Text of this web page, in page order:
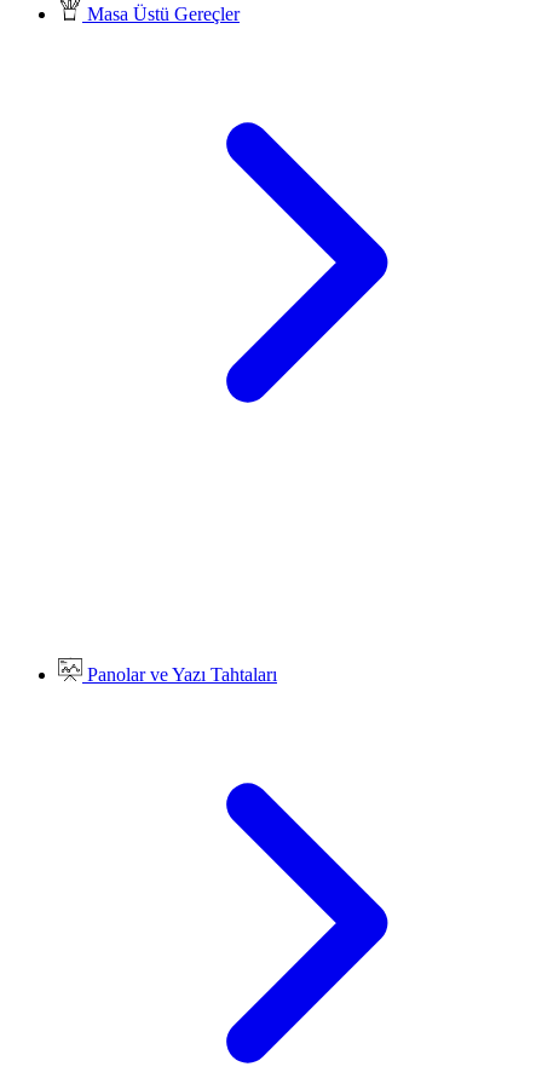
Masa Üstü Gereçler
Panolar ve Yazı Tahtaları